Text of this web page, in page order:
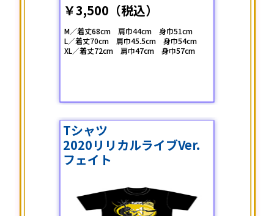
￥3,500（税込）
M／着丈68cm 肩巾44cm 身巾51cm
L／着丈70cm 肩巾45.5cm 身巾54cm
XL／着丈72cm 肩巾47cm 身巾57cm
Tシャツ
2020リリカルライブVer.
フェイト